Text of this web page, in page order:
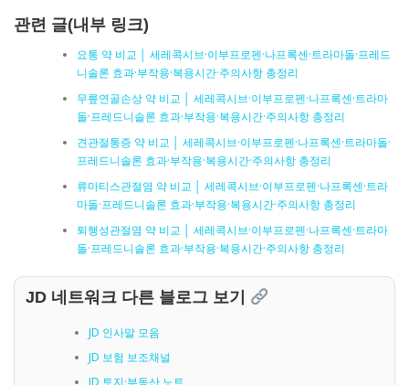
관련 글(내부 링크)
요통 약 비교 │ 세레콕시브·이부프로펜·나프록센·트라마돌·프레드
니솔론 효과·부작용·복용시간·주의사항 총정리
무릎연골손상 약 비교 │ 세레콕시브·이부프로펜·나프록센·트라마
돌·프레드니솔론 효과·부작용·복용시간·주의사항 총정리
견관절통증 약 비교 │ 세레콕시브·이부프로펜·나프록센·트라마돌·
프레드니솔론 효과·부작용·복용시간·주의사항 총정리
류마티스관절염 약 비교 │ 세레콕시브·이부프로펜·나프록센·트라
마돌·프레드니솔론 효과·부작용·복용시간·주의사항 총정리
퇴행성관절염 약 비교 │ 세레콕시브·이부프로펜·나프록센·트라마
돌·프레드니솔론 효과·부작용·복용시간·주의사항 총정리
JD 네트워크 다른 블로그 보기
JD 인사말 모음
JD 보험 보조채널
JD 토지·부동산 노트